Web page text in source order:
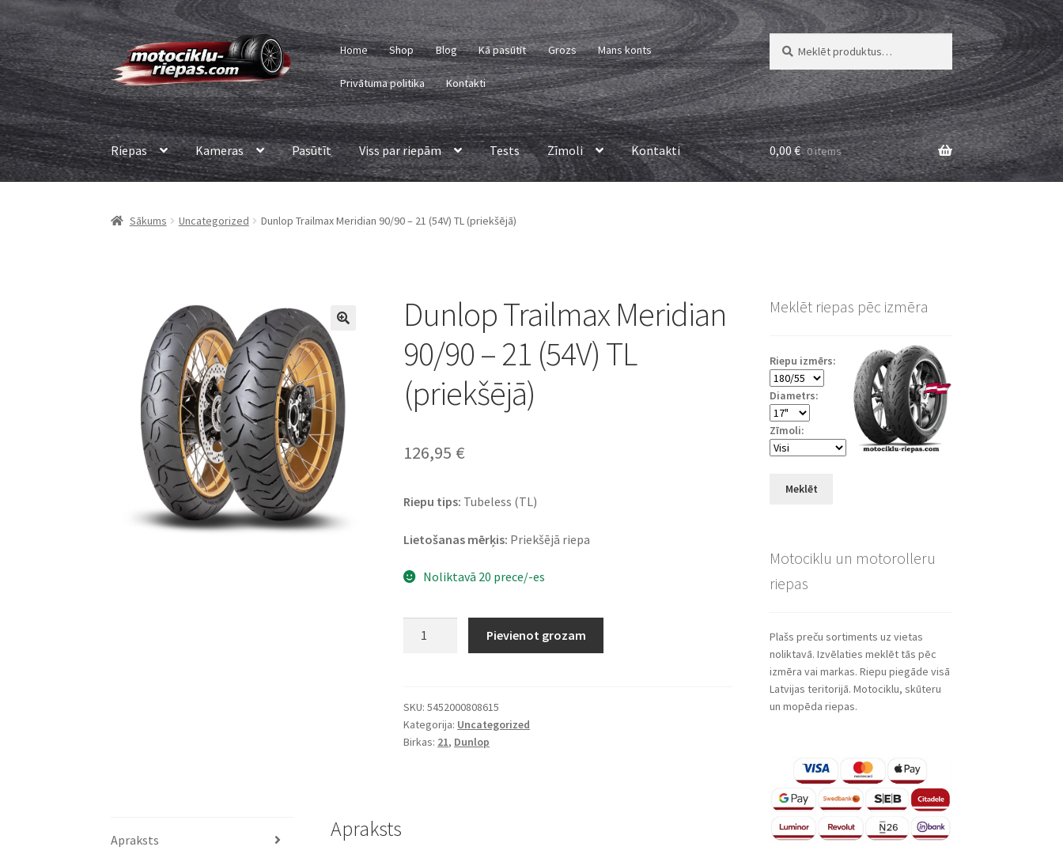
Skip
to
navigation
Skip
to
content
Home Shop Blog Kā pasūtīt Grozs Mans konts
Privātuma politika Kontakti
Meklēt:
Meklēt
Riepas Kameras Pasūtīt Viss par riepām Tests Zīmoli Kontakti 0,00€ 0 items
Sākums Uncategorized Dunlop Trailmax Meridian 90/90 – 21 (54V) TL (priekšējā)
Dunlop Trailmax Meridian
90/90 – 21 (54V) TL
(priekšējā)
126,95 €
Riepu tips: Tubeless (TL)
Lietošanas mērķis: Priekšējā riepa
Noliktavā 20 prece/-es
-
21
(54V)
Pievienot grozam
SKU:5452000808615
Kategorija: Uncategorized
Birkas: 21, Dunlop
Apraksts Apraksts
Meklēt riepas pēc izmēra
Riepu izmērs:
Diametrs:
Zīmoli:
Meklēt
Motociklu un motorolleru
riepas
Plašs preču sortiments uz vietas
noliktavā. Izvēlaties meklēt tās pēc
izmēra vai markas. Riepu piegāde visā
Latvijas teritorijā. Motociklu, skūteru
un mopēda riepas.